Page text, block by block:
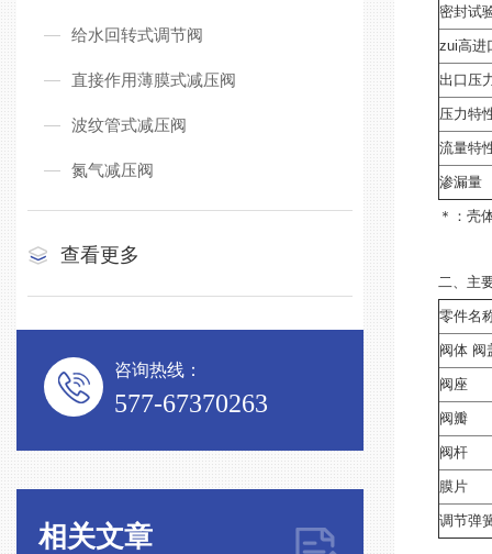
给水回转式调节阀
直接作用薄膜式减压阀
波纹管式减压阀
氮气减压阀
查看更多
咨询热线：
577-67370263
相关文章
密封试
zui高进
出口压
压力特
流量特
渗漏量
＊：壳
二、 主
零件名
阀体 阀
阀座
阀瓣
阀杆
膜片
调节弹